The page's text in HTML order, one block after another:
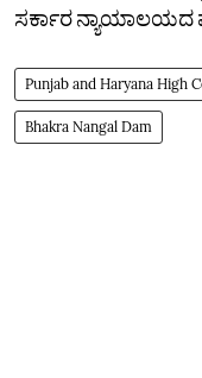
ಸರ್ಕಾರ ನ್ಯಾಯಾಲಯದ
Punjab and Haryana High
Bhakra Nangal Dam